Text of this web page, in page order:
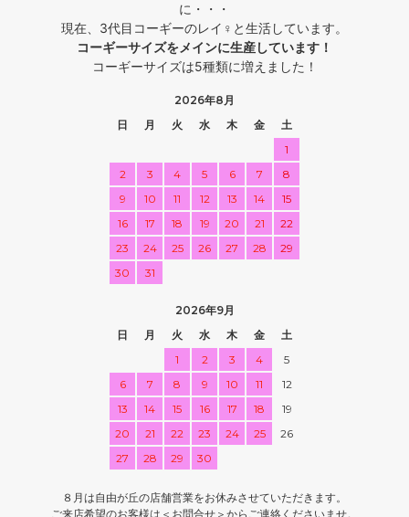
に・・・
現在、3代目コーギーのレイ♀と生活しています。
コーギーサイズをメインに生産しています！
コーギーサイズは5種類に増えました！
2026年8月
日
月 火 水 木 金
土
1
2
3 4 5 6 7
8
9
10 11 12 13 14
15
16
17 18 19 20 21
22
23
24 25 26 27 28
29
30
31
2026年9月
日
月 火 水 木 金
土
1
2 3 4
5
6
7 8 9 10 11
12
13
14 15 16 17 18
19
20
21 22 23 24 25
26
27
28 29 30
８月は自由が丘の店舗営業をお休みさせていただきます。
ご来店希望のお客様は＜お問合せ＞からご連絡くださいませ。